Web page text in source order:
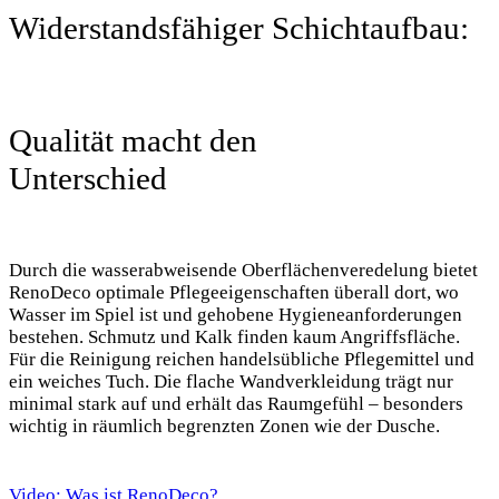
Widerstandsfähiger Schichtaufbau:
Qualität macht den
Unterschied
Durch die wasserabweisende Oberflächenveredelung bietet
RenoDeco optimale Pflegeeigenschaften überall dort, wo
Wasser im Spiel ist und gehobene Hygieneanforderungen
bestehen. Schmutz und Kalk finden kaum Angriffsfläche.
Für die Reinigung reichen handelsübliche Pflegemittel und
ein weiches Tuch. Die flache Wandverkleidung trägt nur
minimal stark auf und erhält das Raumgefühl – besonders
wichtig in räumlich begrenzten Zonen wie der Dusche.